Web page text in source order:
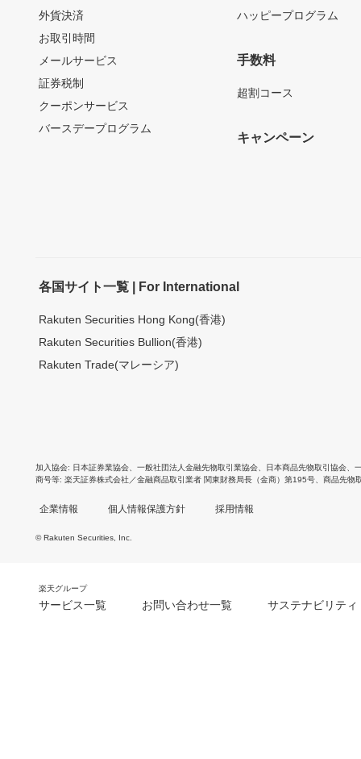
外貨決済
お取引時間
メールサービス
証券税制
クーポンサービス
バースデープログラム
ハッピープログラム
手数料
超割コース
キャンペーン
各国サイト一覧 | For International
Rakuten Securities Hong Kong(香港)
Rakuten Securities Bullion(香港)
Rakuten Trade(マレーシア)
加入協会 日本証券業協会 一般社団法人金融先物取引業協会 日本商品先物取引協会
商号等 楽天証券株式会社／金融商品取引業者 関東財務局長（金商）第195号、商品先物
企業情報 個人情報保護方針 採用情報
© Rakuten Securities, Inc.
楽天グループ
サービス一覧 お問い合わせ一覧 サステナビリティ